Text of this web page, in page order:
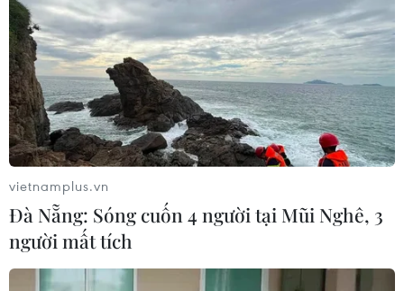
vietnamplus.vn
Đà Nẵng: Sóng cuốn 4 người tại Mũi Nghê, 3
người mất tích